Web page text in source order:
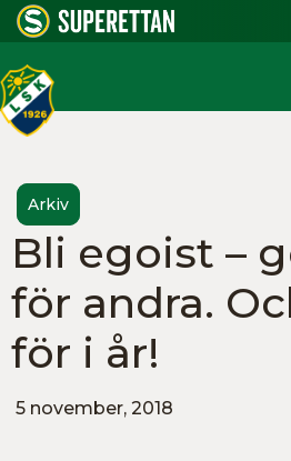
Arkiv
Bli egoist –
för andra.
för i år!
5 november, 2018